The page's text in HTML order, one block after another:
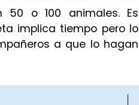
50 o 100 animales. Es
implica tiempo pero lo
a que lo hagan